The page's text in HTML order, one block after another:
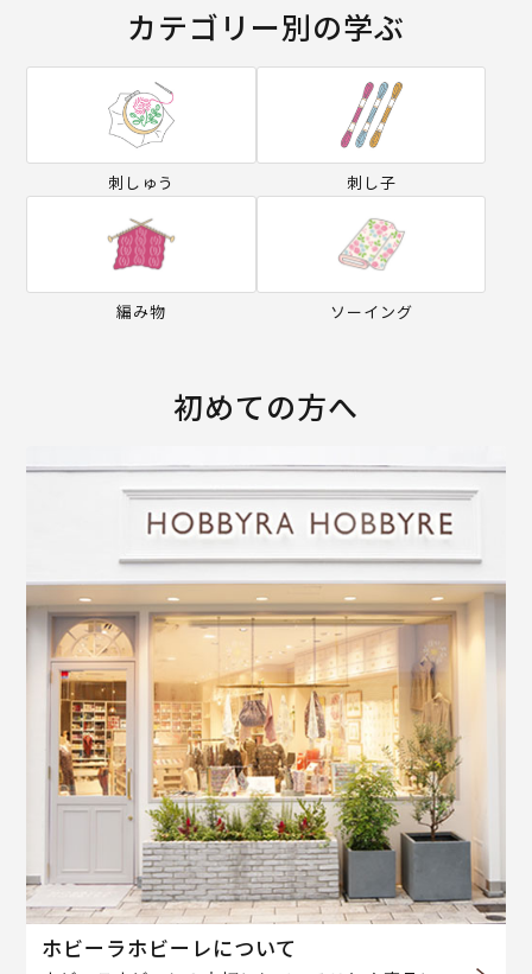
カテゴリー別の学ぶ
刺しゅう 刺し子
編み物 ソーイング
初めての方へ
ホビーラホビーレについて